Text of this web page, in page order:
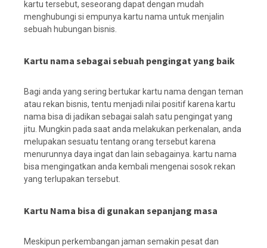
kartu tersebut, seseorang dapat dengan mudah
menghubungi si empunya kartu nama untuk menjalin
sebuah hubungan bisnis.
Kartu nama sebagai sebuah pengingat yang baik
Bagi anda yang sering bertukar kartu nama dengan teman
atau rekan bisnis, tentu menjadi nilai positif karena kartu
nama bisa di jadikan sebagai salah satu pengingat yang
jitu. Mungkin pada saat anda melakukan perkenalan, anda
melupakan sesuatu tentang orang tersebut karena
menurunnya daya ingat dan lain sebagainya. kartu nama
bisa mengingatkan anda kembali mengenai sosok rekan
yang terlupakan tersebut.
Kartu Nama bisa di gunakan sepanjang masa
Meskipun perkembangan jaman semakin pesat dan